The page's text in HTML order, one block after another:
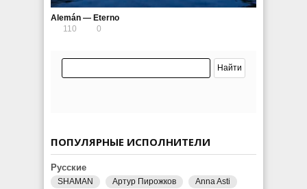
Alemán — Eterno
110
0
ПОПУЛЯРНЫЕ ИСПОЛНИТЕЛИ
Русские
SHAMAN Артур Пирожков
Anna Asti